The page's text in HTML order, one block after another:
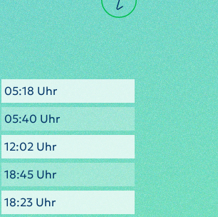
05:18 Uhr
05:40 Uhr
12:02 Uhr
18:45 Uhr
18:23 Uhr